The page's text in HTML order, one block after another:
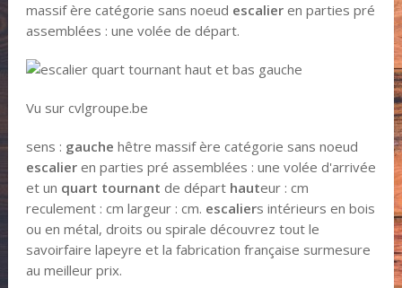
massif ère catégorie sans noeud escalieren parties pré
assemblées : une volée de départ.
Vu sur cvlgroupe.be
sens : gauche hêtre massif ère catégorie sans noeud
escalieren parties pré assemblées : une volée d'arrivée
et un quart tournant de départ hauteur : cm
reculement : cm largeur : cm. escaliers intérieurs en bois
ou en métal, droits ou spirale découvrez tout le
savoirfaire lapeyre et la fabrication française surmesure
au meilleur prix.